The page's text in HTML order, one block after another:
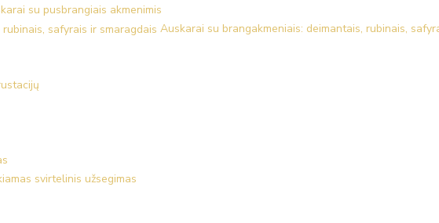
su pusbrangiais akmenimis
Auskarai su brangakmeniais: deimantais, rubinais,
svirtelinis užsegimas